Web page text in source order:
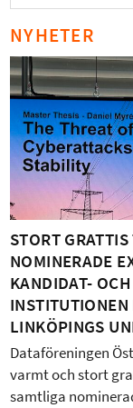
NYHETER
STORT
NOMINERADE
KANDIDAT-
INSTITUTIONEN
LINKÖPINGS
Dataföreningen
varmt och stort
samtliga